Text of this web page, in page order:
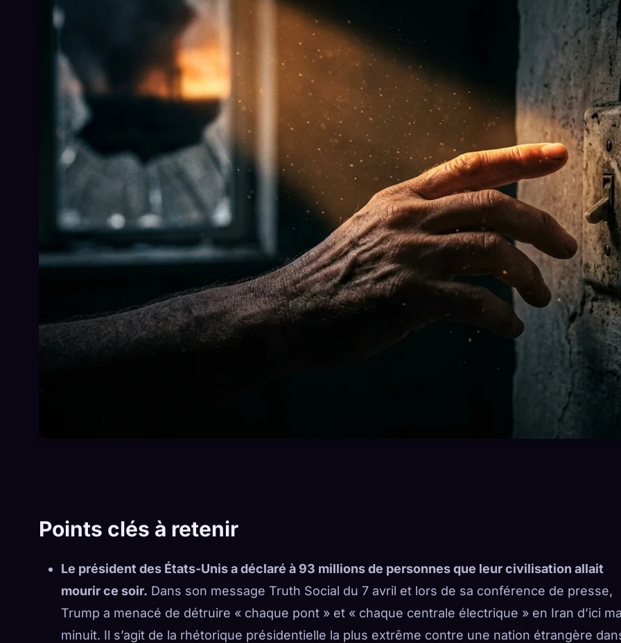
Points clés à retenir
Le président des États-Unis a déclaré à 93 millions de personnes que leur civilisation allait
mourir ce soir. Dans son message Truth Social du 7 avril et lors de sa conférence de presse,
Trump a menacé de détruire « chaque pont » et « chaque centrale électrique » en Iran d’ici
minuit. Il s’agit de la rhétorique présidentielle la plus extrême contre une nation étrangère